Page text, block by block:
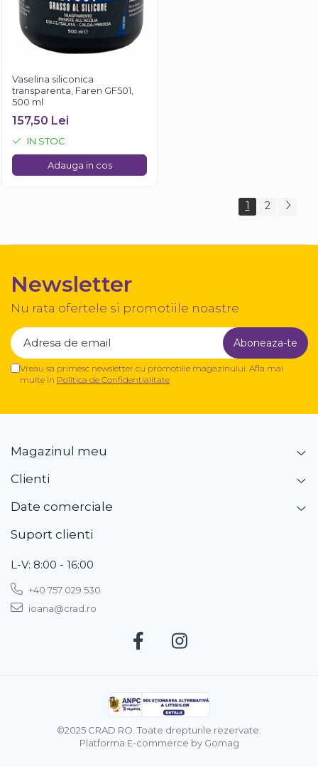
Vaselina siliconica
transparenta, Faren GF501,
500 ml
157,50 Lei
IN STOC
Adauga in cos
1 2
Newsletter
Nu rata ofertele si promotiile noastre
Vreau sa primesc newsletter cu promotiile magazinului. Afla mai
multe in Politica de Confidentialitate
Magazinul meu
Clienti
Date comerciale
Suport clienti
L-V: 8:00 - 16:00
+40 757 029 530
ioana@crad.ro
©2025 CRAD RO. Toate drepturile rezervate.
Platforma E-commerce by Gomag